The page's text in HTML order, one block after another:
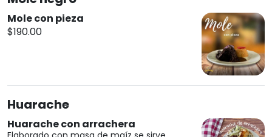
Mole con pieza
$190.00
Huarache
Huarache con arrachera